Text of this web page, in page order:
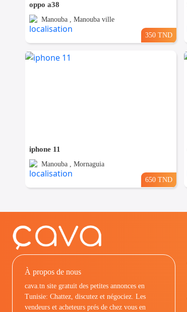
oppo a38
Manouba , Manouba ville
350 TND
iphone 11
Manouba , Mornaguia
650 TND
À propos de nous
cava.tn site gratuit des petites annonces en
Tunisie: Chattez, discutez et négociez. Les
vendeurs et acheteurs prés de chez vous en